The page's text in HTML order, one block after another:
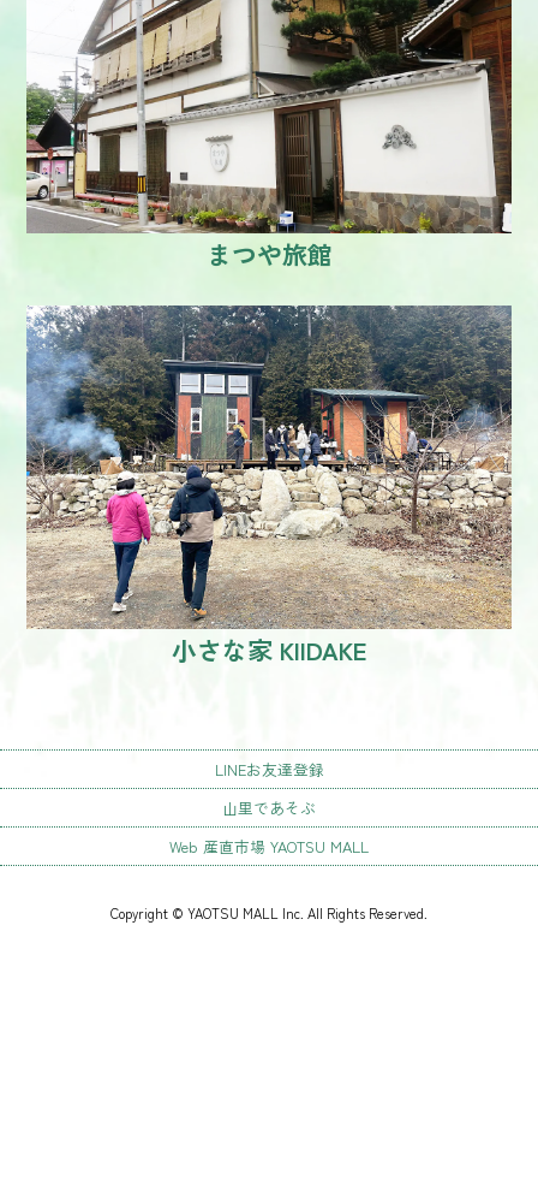
まつや旅館
小さな家 KIIDAKE
LINEお友達登録
山里であそぶ
Web 産直市場 YAOTSU MALL
Copyright © YAOTSU MALL Inc. All Rights Reserved.